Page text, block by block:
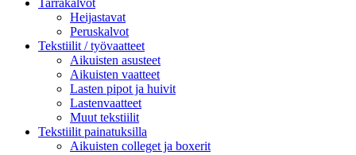
Tarrakalvot
Heijastavat
Peruskalvot
Tekstiilit / työvaatteet
Aikuisten asusteet
Aikuisten vaatteet
Lasten pipot ja huivit
Lastenvaatteet
Muut tekstiilit
Tekstiilit painatuksilla
Aikuisten colleget ja boxerit